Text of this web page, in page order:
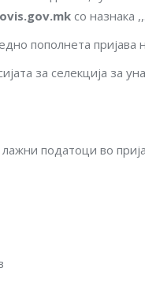
со назнака
пополнета
за селекција за
податоци во